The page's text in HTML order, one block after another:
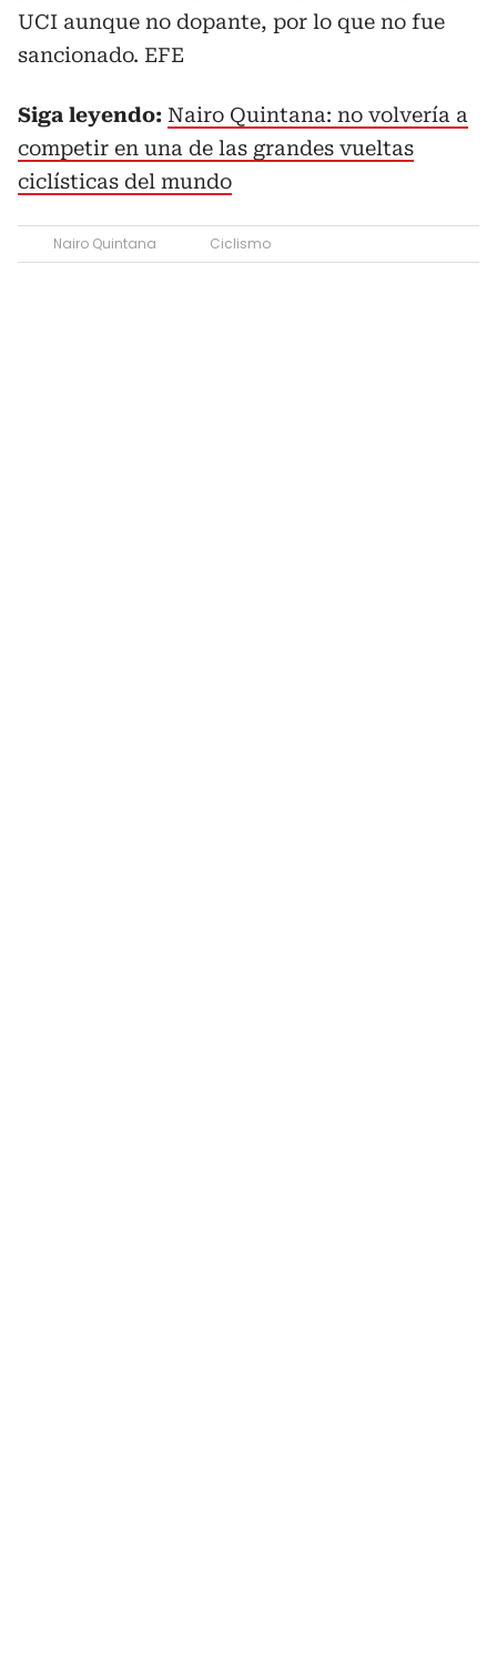
UCI aunque no dopante, por lo que no fue
sancionado. EFE
Siga leyendo: Nairo Quintana: no volvería a
competir en una de las grandes vueltas
ciclísticas del mundo
Nairo Quintana Ciclismo